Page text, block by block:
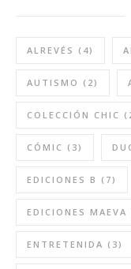
ALREVÉS (4)
AUTISMO (2)
COLECCIÓN CHIC
CÓMIC (3)
EDICIONES B (7)
EDICIONES MAEVA
ENTRETENIDA (3)